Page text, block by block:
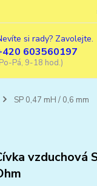
si rady? Zavolejte.
603560197
Pá, 9-18 hod.)
SP 0,47 mH / 0,6 mm
vzduchová